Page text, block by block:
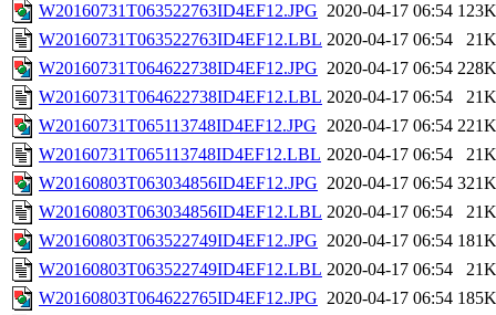
W20160731T063522763ID4EF12.JPG 2020-04-17 06:54 123K
W20160731T063522763ID4EF12.LBL 2020-04-17 06:54
21K
W20160731T064622738ID4EF12.JPG 2020-04-17 06:54 228K
W20160731T064622738ID4EF12.LBL 2020-04-17 06:54
21K
W20160731T065113748ID4EF12.JPG 2020-04-17 06:54 221K
W20160731T065113748ID4EF12.LBL 2020-04-17 06:54
21K
W20160803T063034856ID4EF12.JPG 2020-04-17 06:54 321K
W20160803T063034856ID4EF12.LBL 2020-04-17 06:54
21K
W20160803T063522749ID4EF12.JPG 2020-04-17 06:54 181K
W20160803T063522749ID4EF12.LBL 2020-04-17 06:54
21K
W20160803T064622765ID4EF12.JPG 2020-04-17 06:54 185K